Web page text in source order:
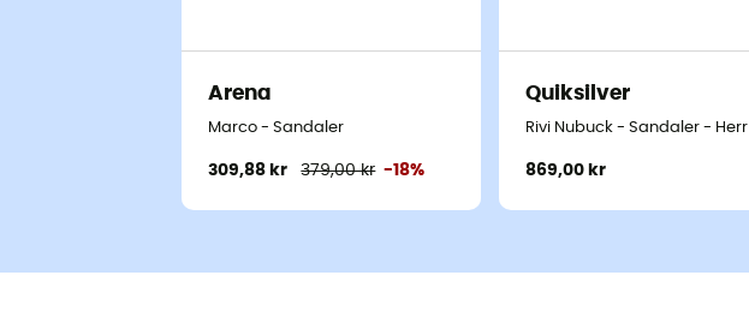
Arena
Marco - Sandaler
309,88 kr 379,00 kr -18%
Quiksilver
Rivi Nubuck - Sandaler - Herr
869,00 kr